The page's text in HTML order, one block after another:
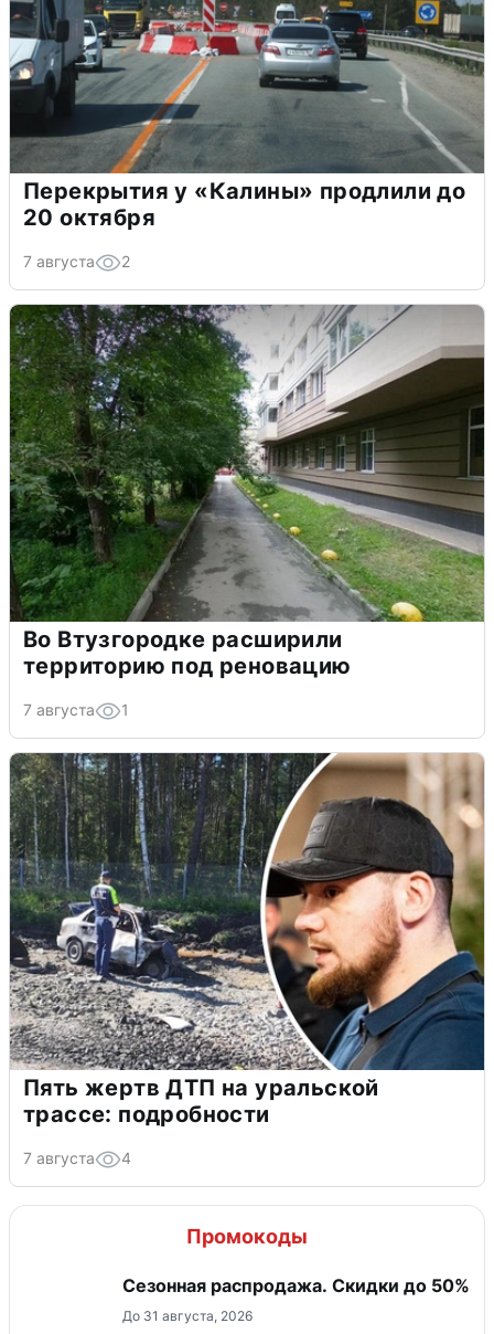
Перекрытия у «Калины» продлили до
20 октября
7 августа 2
Во Втузгородке расширили
территорию под реновацию
7 августа 1
Пять жертв ДТП на уральской
трассе: подробности
7 августа 4
Промокоды
Сезонная распродажа. Скидки до 50%
До 31 августа, 2026